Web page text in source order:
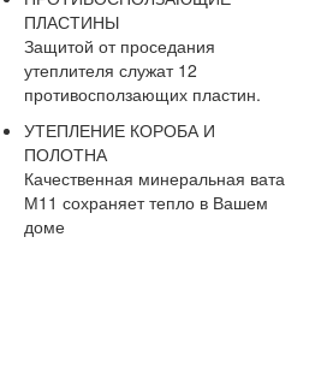
ПЛАСТИНЫ
Защитой от проседания
утеплителя служат 12
противосползающих пластин.
УТЕПЛЕНИЕ КОРОБА И
ПОЛОТНА
Качественная минеральная вата
М11 сохраняет тепло в Вашем
доме